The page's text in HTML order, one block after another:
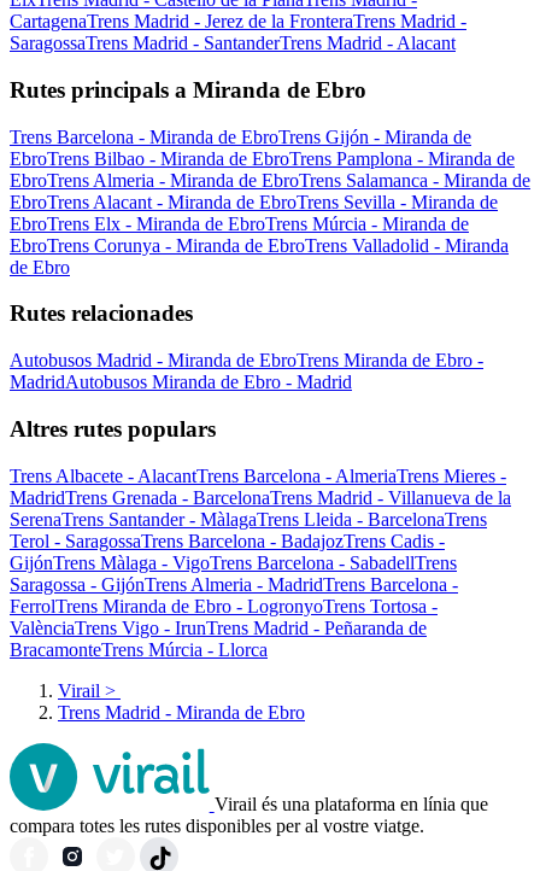
CartagenaTrens Madrid - Jerez de la FronteraTrens Madrid -
SaragossaTrens Madrid - SantanderTrens Madrid - Alacant
Rutes principals a Miranda de Ebro
Trens Barcelona - Miranda de EbroTrens Gijón - Miranda de
EbroTrens Bilbao - Miranda de EbroTrens Pamplona - Miranda de
EbroTrens Almeria - Miranda de EbroTrens Salamanca - Miranda de
EbroTrens Alacant - Miranda de EbroTrens Sevilla - Miranda de
EbroTrens Elx - Miranda de EbroTrens Múrcia - Miranda de
EbroTrens Corunya - Miranda de EbroTrens Valladolid - Miranda
de Ebro
Rutes relacionades
Autobusos Madrid - Miranda de EbroTrens Miranda de Ebro -
MadridAutobusos Miranda de Ebro - Madrid
Altres rutes populars
Trens Albacete - AlacantTrens Barcelona - AlmeriaTrens Mieres -
MadridTrens Grenada - BarcelonaTrens Madrid - Villanueva de la
SerenaTrens Santander - MàlagaTrens Lleida - BarcelonaTrens
Terol - SaragossaTrens Barcelona - BadajozTrens Cadis -
GijónTrens Màlaga - VigoTrens Barcelona - SabadellTrens
Saragossa - GijónTrens Almeria - MadridTrens Barcelona -
FerrolTrens Miranda de Ebro - LogronyoTrens Tortosa -
ValènciaTrens Vigo - IrunTrens Madrid - Peñaranda de
BracamonteTrens Múrcia - Llorca
Virail >
Trens Madrid - Miranda de Ebro
Virail és una plataforma en línia que
compara totes les rutes disponibles per al vostre viatge.